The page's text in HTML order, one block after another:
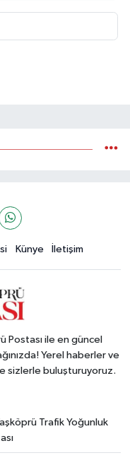
Künye İletişim
Postası ile en güncel
Yerel haberler ve
sizlerle buluşturuyoruz.
Trafik Yoğunluk